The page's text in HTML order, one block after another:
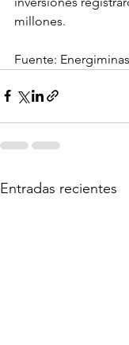
millones.
Fuente: Energiminas
Entradas recientes